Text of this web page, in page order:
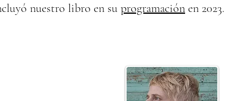
nuestro libro en su programación en 2023.